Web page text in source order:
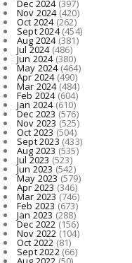
Dec 2024(397)
Nov 2024(420)
Oct 2024(262)
Sept 2024(454)
Aug 2024(381)
Jul 2024(486)
Jun 2024(380)
May 2024(464)
Apr 2024(490)
Mar 2024(484)
Feb 2024(604)
Jan 2024(610)
Dec 2023(576)
Nov 2023 (525)
Oct 2023 (504)
Sept 2023 (433)
Aug 2023 (535)
Jul 2023 (523)
Jun 2023(542)
May 2023(579)
Apr 2023 (346)
Mar 2023 (746)
Feb 2023 (673)
Jan 2023 (288)
Dec 2022(156)
Nov 2022 (104)
Oct 2022 (81)
Sept 2022(66)